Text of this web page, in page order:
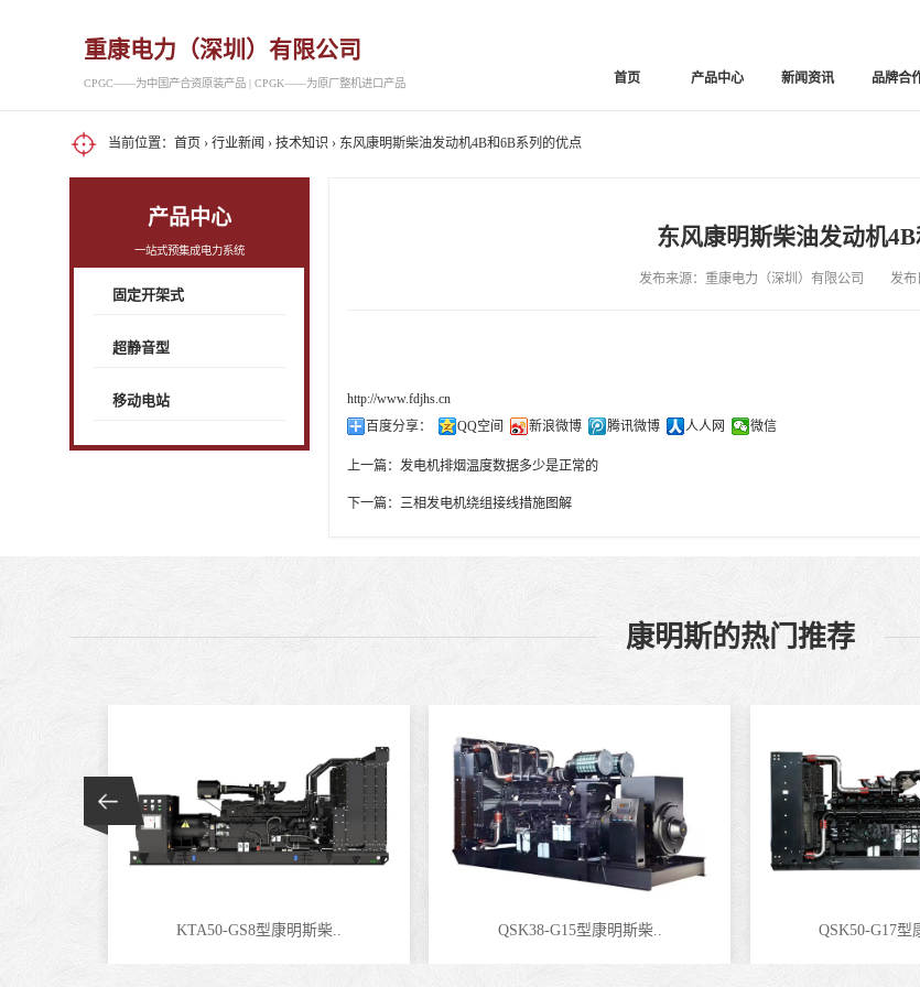
重康电力（深圳）有限公司
CPGC——为中国产合资原装产品 | CPGK——为原厂整机进口产品 首页 产品中心 新闻资讯 品牌合
当前位置： 首页 › 行业新闻 › 技术知识 › 东风康明斯柴油发动机4B和6B系列的优点
产品中心
一站式预集成电力系统
固定开架式
超静音型
移动电站
东风康明斯柴油发动机
发布来源：重康电力（深圳）有限公司 发
http://www.fdjhs.cn
百度分享：
QQ空间 新浪微博 腾讯微博 人人网 微信
上一篇： 发电机排烟温度数据多少是正常的
下一篇：三相发电机绕组接线措施图解
康明斯的热门推荐
KTA50-GS8型康明斯柴.. QSK38-G15型康明斯柴.. QSK50-G17型